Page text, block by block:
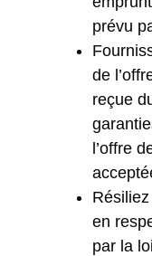
prévu
de
reçue
l’offre
en
par la